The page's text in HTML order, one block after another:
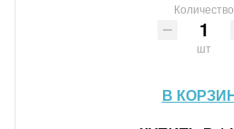
Количество
шт
В